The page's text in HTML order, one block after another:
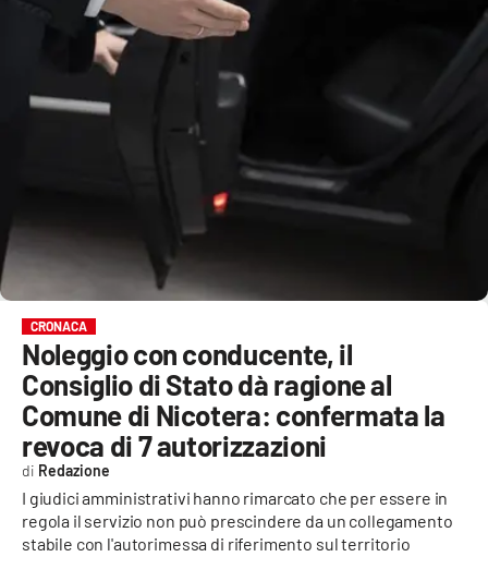
SOCIETÀ
CULTURA
ECONOMIA E LAVORO
LAC TV
LAC NETWORK
LAC ONAIR
LaC
Network
LACPLAY.IT
CRONACA
Noleggio con conducente, il
Consiglio di Stato dà ragione al
Comune di Nicotera: confermata la
revoca di 7 autorizzazioni
I giudici amministrativi hanno rimarcato che per essere in
regola il servizio non può prescindere da un collegamento
stabile con l'autorimessa di riferimento sul territorio
Redazione